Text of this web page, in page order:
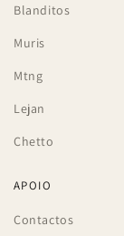
Blanditos
Muris
Mtng
Lejan
Chetto
APOIO
Contactos